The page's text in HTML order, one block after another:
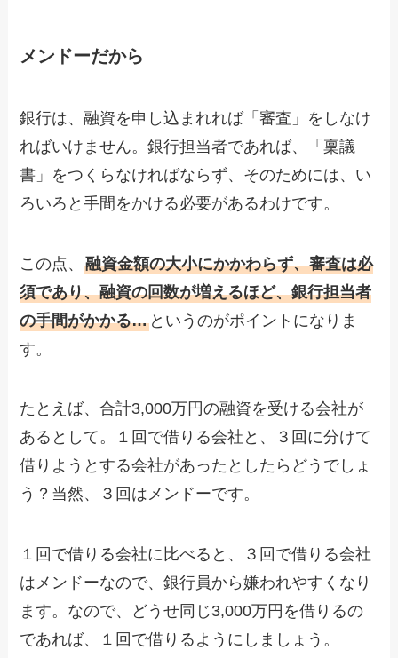
メンドーだから
銀行は、融資を申し込まれれば「審査」をしなけ
ればいけません。銀行担当者であれば、「稟議
書」をつくらなければならず、そのためには、い
ろいろと手間をかける必要があるわけです。
この点、融資金額の大小にかかわらず、審査は必
須であり、融資の回数が増えるほど、銀行担当者
の手間がかかる… というのがポイントになりま
す。
たとえば、合計3,000万円の融資を受ける会社が
あるとして。１回で借りる会社と、３回に分けて
借りようとする会社があったとしたらどうでしょ
う？当然、３回はメンドーです。
１回で借りる会社に比べると、３回で借りる会社
はメンドーなので、銀行員から嫌われやすくなり
ます。なので、どうせ同じ3,000万円を借りるの
であれば、１回で借りるようにしましょう。